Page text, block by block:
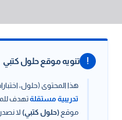
! تنويه موقع حلول كتبي
هذا المحتوى (حلول،
تدريبية مستقلةتهدف
موقع (حلول كتبي) لا